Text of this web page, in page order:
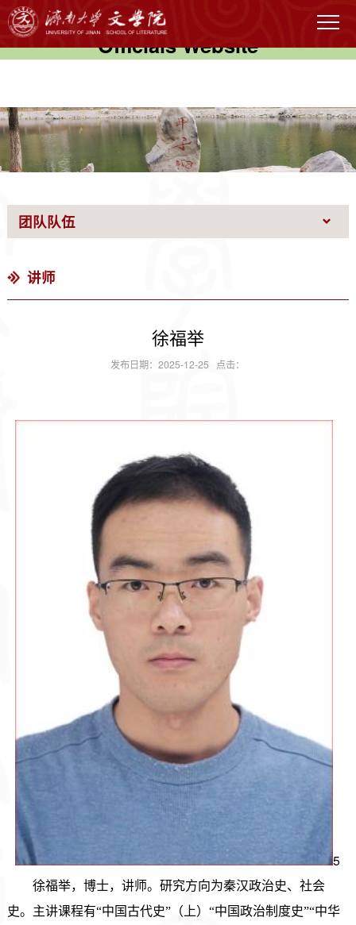
伟德国际(victor1946)官方网站-
Officials Website
团队队伍
讲师
徐福举
发布日期：2025-12-25 点击：
5
徐福举，博士，讲师。 研究方向为秦汉政治史、社会
史。主讲课程有“中国古代史”（上） “中国政治制度史”“中华